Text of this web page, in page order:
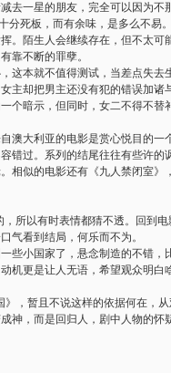
去一星的朋友，完全可以因为不
分死板，而有余味，是多么不易
。陌生人会继续存在，但不太可
靠不断的罪孽。
这本就不值得测试，当差点失去
主却把男主还没有犯的错误加诸
个暗示，但同时，女二不得不替
澳大利亚的电影是赏心悦目的一
错过。系列的结尾往往有些许的
相似的电影还有《九人禁闭室》
所以有时表情都猜不透。回到
气看到结局，何乐而不为。
些小国家了，悬念制造的不错，
机更是让人无语，希望观众明白
，暂且不说这样的依据何在，
神，而是回归人，剧中人物的怀